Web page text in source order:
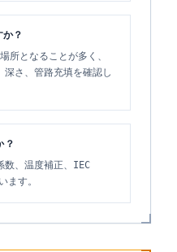
？
所となることが多く、
深さ、管路充填を確認し
？
数、温度補正、IEC
す。